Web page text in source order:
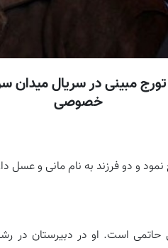
مبینی در سریال
خصوصی
او فرزند علی حاتمی است. او در